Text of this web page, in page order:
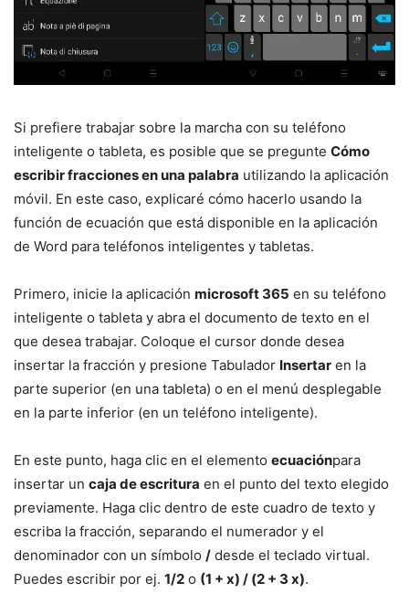
Si prefiere trabajar sobre la marcha con su teléfono
inteligente o tableta, es posible que se pregunte Cómo
escribir fracciones en una palabra utilizando la aplicación
móvil. En este caso, explicaré cómo hacerlo usando la
función de ecuación que está disponible en la aplicación
de Word para teléfonos inteligentes y tabletas.
Primero, inicie la aplicación microsoft 365 en su teléfono
inteligente o tableta y abra el documento de texto en el
que desea trabajar. Coloque el cursor donde desea
insertar la fracción y presione Tabulador Insertar en la
parte superior (en una tableta) o en el menú desplegable
en la parte inferior (en un teléfono inteligente).
En este punto, haga clic en el elemento ecuaciónpara
insertar un caja de escritura en el punto del texto elegido
previamente. Haga clic dentro de este cuadro de texto y
escriba la fracción, separando el numerador y el
denominador con un símbolo / desde el teclado virtual.
Puedes escribir por ej. 1/2 o (1 + x) / (2 + 3 x).